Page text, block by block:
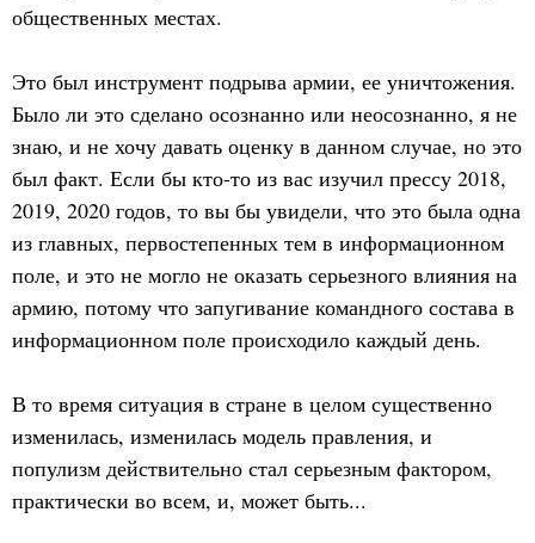
общественных местах.
Это был инструмент подрыва армии, ее уничтожения.
Было ли это сделано осознанно или неосознанно, я не
знаю, и не хочу давать оценку в данном случае, но это
был факт. Если бы кто-то из вас изучил прессу 2018,
2019, 2020 годов, то вы бы увидели, что это была одна
из главных, первостепенных тем в информационном
поле, и это не могло не оказать серьезного влияния на
армию, потому что запугивание командного состава в
информационном поле происходило каждый день.
В то время ситуация в стране в целом существенно
изменилась, изменилась модель правления, и
популизм действительно стал серьезным фактором,
практически во всем, и, может быть...